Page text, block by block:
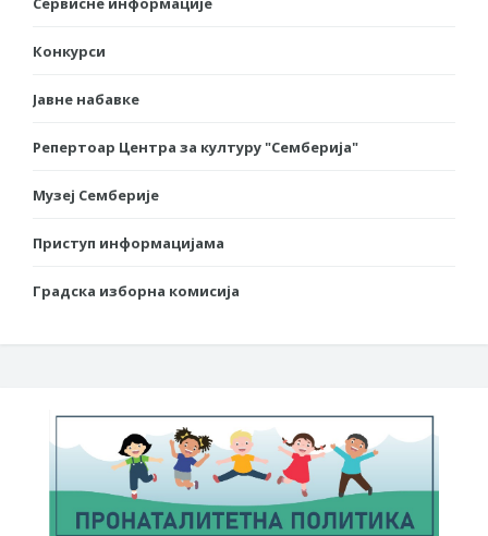
Конкурси
Јавне набавке
Репертоар Центра за културу "Семберија"
Музеј Семберије
Приступ информацијама
Градска изборна комисија